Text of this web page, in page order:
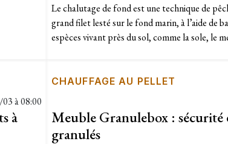
Le chalutage de fond est une technique de
grand filet lesté sur le fond marin, à l’aide de
espèces vivant près du sol, comme la sole, le
à 08:00
à
CHAUFFAGE AU PELLET
Meuble Granulebox : sécurité
granulés